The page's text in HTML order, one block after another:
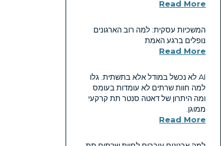
Read More
המשכיות עסקית: למה רוב הארגונים
נופלים ברגע האמת
Read More
AI לא נכשל במודל אלא בתשתית. גלו
למה חוות שרתים לא עומדות בעומס
ומה היתרון של דאטה סנטר תת קרקעי
ממוגן.
Read More